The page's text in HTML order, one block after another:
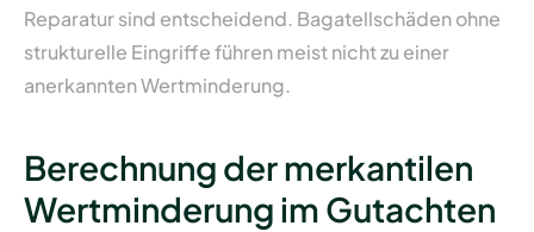
Reparatur sind entscheidend. Bagatellschäden ohne
strukturelle Eingriffe führen meist nicht zu einer
anerkannten Wertminderung.
Berechnung der merkantilen
Wertminderung im Gutachten